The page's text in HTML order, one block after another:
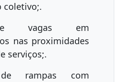
coletivo;.
vagas em
nas proximidades
serviços;.
de rampas com